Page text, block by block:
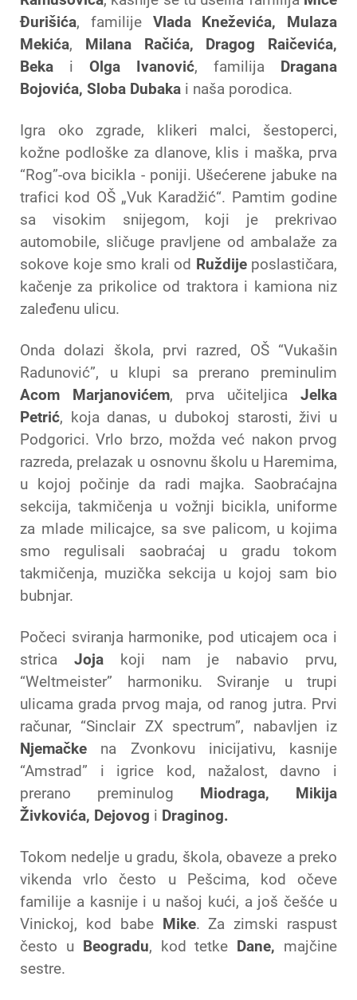
Đurišića, familije Vlada Kneževića, Mulaza
Mekića, Milana Račića, Dragog Raičevića,
Beka i Olga Ivanović, familija Dragana
Bojovića, Sloba Dubaka i naša porodica.
Igra oko zgrade, klikeri malci, šestoperci,
kožne podloške za dlanove, klis i maška, prva
“Rog”-ova bicikla - poniji. Ušećerene jabuke na
trafici kod OŠ „Vuk Karadžić“. Pamtim godine
sa visokim snijegom, koji je prekrivao
automobile, sličuge pravljene od ambalaže za
sokove koje smo krali od Ruždijeposlastičara,
kačenje za prikolice od traktora i kamiona niz
zaleđenu ulicu.
Onda dolazi škola, prvi razred, OŠ “Vukašin
Radunović”, u klupi sa prerano preminulim
Acom Marjanovićem, prva učiteljica Jelka
Petrić, koja danas, u dubokoj starosti, živi u
Podgorici. Vrlo brzo, možda već nakon prvog
razreda, prelazak u osnovnu školu u Haremima,
u kojoj počinje da radi majka. Saobraćajna
sekcija, takmičenja u vožnji bicikla, uniforme
za mlade milicajce, sa sve palicom, u kojima
smo regulisali saobraćaj u gradu tokom
takmičenja, muzička sekcija u kojoj sam bio
bubnjar.
Počeci sviranja harmonike, pod uticajem oca i
strica Jojakoji nam je nabavio prvu,
“Weltmeister” harmoniku. Sviranje u trupi
ulicama grada prvog maja, od ranog jutra. Prvi
računar, “Sinclair ZX spectrum”, nabavljen iz
Njemačke na Zvonkovu inicijativu, kasnije
“Amstrad” i igrice kod, nažalost, davno i
prerano preminulog Miodraga, Mikija
Živkovića, Dejovog i Draginog.
Tokom nedelje u gradu, škola, obaveze a preko
vikenda vrlo često u Pešcima, kod očeve
familije a kasnije i u našoj kući, a još češće u
Vinickoj, kod babe Mike. Za zimski raspust
često u Beogradu, kod tetke Dane, majčine
sestre.